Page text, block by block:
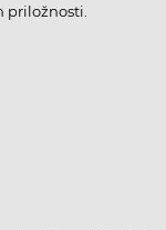
priložnosti.